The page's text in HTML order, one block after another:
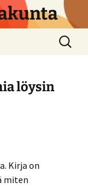
Haku:
löysin
Kirja on
miten